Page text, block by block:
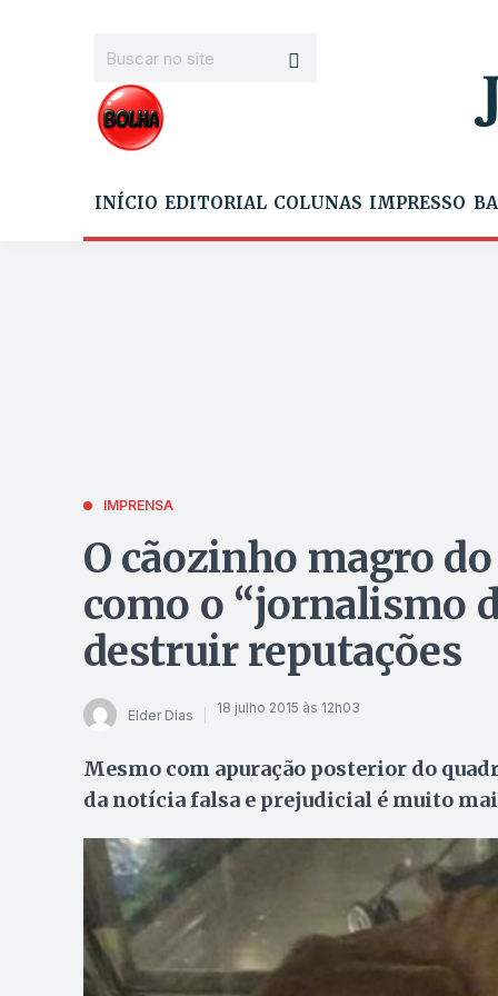
INÍCIO EDITORIAL COLUNAS IMPRESSO
IMPRENSA
O cãozinho magro
como o “jornalismo
destruir reputações
Elder Dias 18 julho 2015 às 12h03
Mesmo com apuração posterior do
da notícia falsa e prejudicial é muito